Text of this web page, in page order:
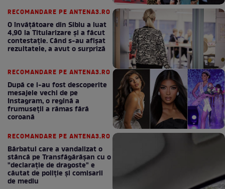
RECOMANDARE PE ANTENA3.RO
O învățătoare din Sibiu a luat
4,90 la Titularizare și a făcut
contestație. Când s-au afișat
rezultatele, a avut o surpriză
RECOMANDARE PE ANTENA3.RO
După ce i-au fost descoperite
mesajele vechi de pe
Instagram, o regină a
frumuseții a rămas fără
coroană
RECOMANDARE PE ANTENA3.RO
Bărbatul care a vandalizat o
stâncă pe Transfăgărășan cu o
"declaraţie de dragoste" e
căutat de poliție și comisarii
de mediu